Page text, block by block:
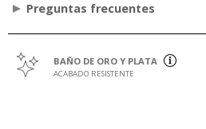
Preguntas frecuentes
BAÑO DE ORO Y PLATA
ACABADO RESISTENTE